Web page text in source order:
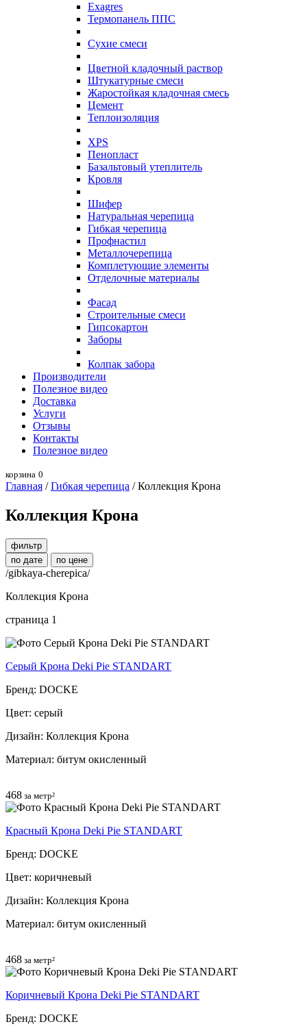
Exagres
Термопанель ППС
Сухие смеси
Цветной кладочный раствор
Штукатурные смеси
Жаростойкая кладочная смесь
Цемент
Теплоизоляция
XPS
Пенопласт
Базальтовый утеплитель
Кровля
Шифер
Натуральная черепица
Гибкая черепица
Профнастил
Металлочерепица
Комплетующие элементы
Отделочные материалы
Фасад
Строительные смеси
Гипсокартон
Заборы
Колпак забора
Производители
Полезное видео
Доставка
Услуги
Отзывы
Контакты
Полезное видео
корзина 0
Главная /Гибкая черепица / Коллекция Крона
Коллекция Крона
фильтр
по дате
по цене
/gibkaya-cherepica/
Коллекция Крона
страница 1
Серый Крона Deki Pie STANDART
Бренд: DOCKE
Цвет: серый
Дизайн: Коллекция Крона
Материал: битум окисленный
468 за метр²
Красный Крона Deki Pie STANDART
Бренд: DOCKE
Цвет: коричневый
Дизайн: Коллекция Крона
Материал: битум окисленный
468 за метр²
Коричневый Крона Deki Pie STANDART
Бренд: DOCKE